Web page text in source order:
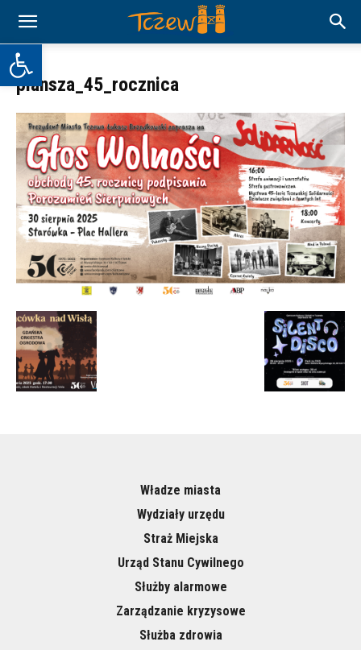
Otwórz pasek narzędzi
plansza_45_rocznica
Władze miasta
Wydziały urzędu
Straż Miejska
Urząd Stanu Cywilnego
Służby alarmowe
Zarządzanie kryzysowe
Służba zdrowia